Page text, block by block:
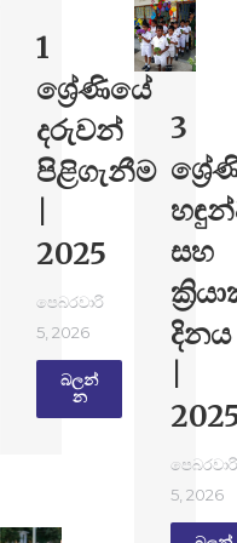
1
ශ්‍රේණියේ
දරුවන්
පිළිගැනීම
2025
පෙබරවාරි
5, 2026
බලන්​
න
3
සහ
දිනය
පෙබරවාරි
5, 2026